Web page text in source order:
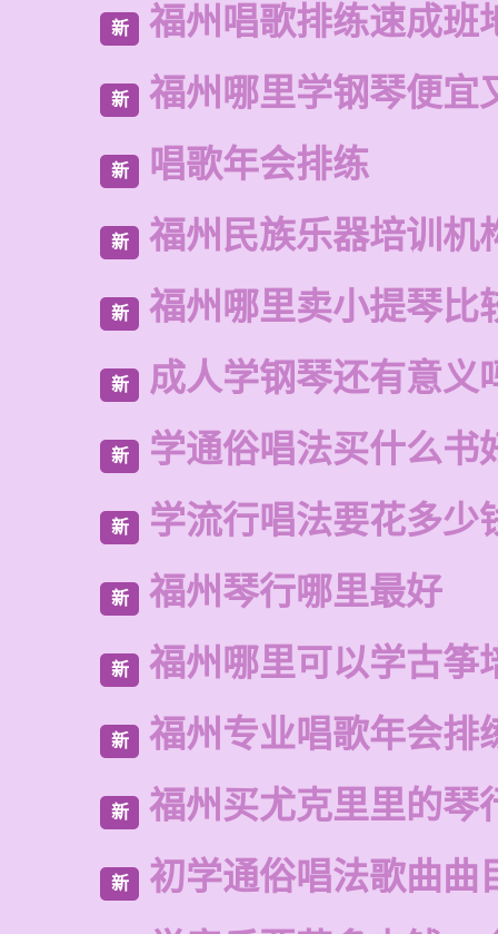
新 福州唱歌排练速成班
新 福州哪里学钢琴便宜
新 唱歌年会排练
新 福州民族乐器培训机
新 福州哪里卖小提琴比
新 成人学钢琴还有意义
新 学通俗唱法买什么书
新 学流行唱法要花多少
新 福州琴行哪里最好
新 福州哪里可以学古筝
新 福州专业唱歌年会排
新 福州买尤克里里的琴
新 初学通俗唱法歌曲曲